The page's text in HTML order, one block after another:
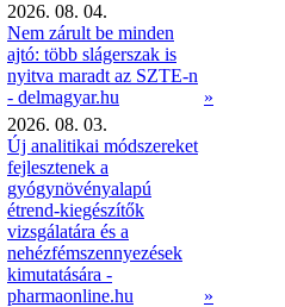
2026. 08. 04.
Nem zárult be minden
ajtó: több slágerszak is
nyitva maradt az SZTE-n
- delmagyar.hu
»
2026. 08. 03.
Új analitikai módszereket
fejlesztenek a
gyógynövényalapú
étrend-kiegészítők
vizsgálatára és a
nehézfémszennyezések
kimutatására -
pharmaonline.hu
»